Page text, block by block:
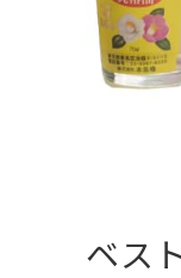
ベス